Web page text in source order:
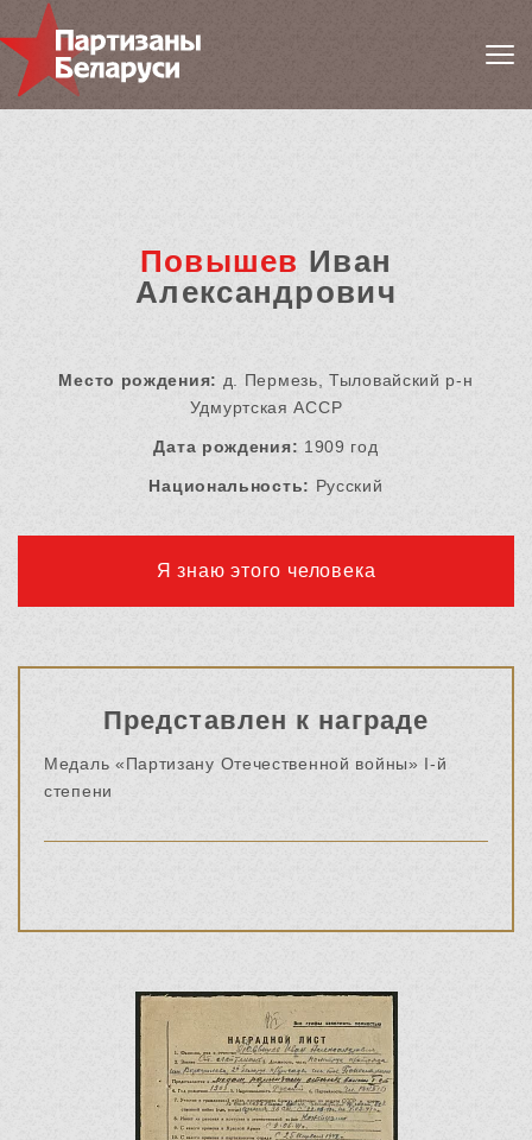
Повышев Иван
Александрович
Место рождения: д. Пермезь, Тыловайский р-н
Удмуртская АССР
Дата рождения: 1909 год
Национальность: Русский
Я знаю этого человека
Представлен к награде
Медаль «Партизану Отечественной войны» I-й
степени